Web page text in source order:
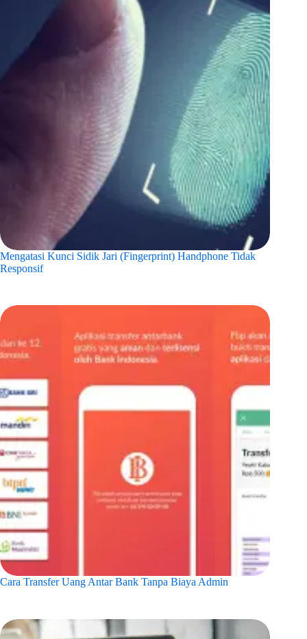
Mengatasi Kunci Sidik Jari (Fingerprint) Handphone Tidak
Responsif
Cara Transfer Uang Antar Bank Tanpa Biaya Admin